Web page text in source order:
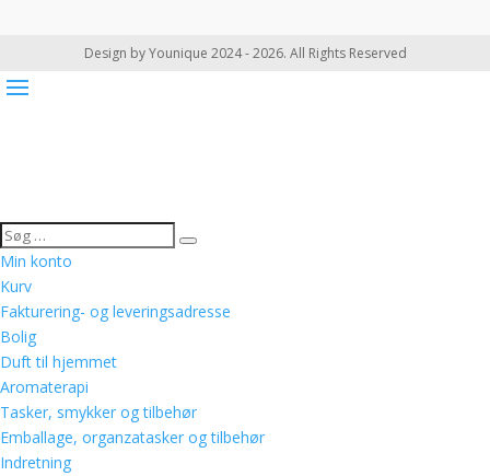
Design by Younique 2024 - 2026. All Rights Reserved
Min konto
Kurv
Fakturering- og leveringsadresse
Bolig
Duft til hjemmet
Aromaterapi
Tasker, smykker og tilbehør
Emballage, organzatasker og tilbehør
Indretning